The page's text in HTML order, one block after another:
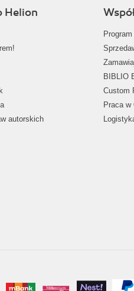
Helion
autorskich
BIBLIO
Custom
Praca w